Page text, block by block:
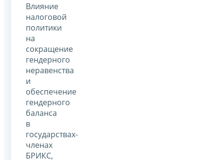
Влияние
налоговой
политики
на
сокращение
гендерного
неравенства
и
обеспечение
гендерного
баланса
в
государствах-
членах
БРИКС,